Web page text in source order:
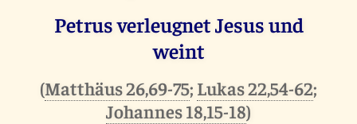
Petrus verleugnet Jesus und
weint
(Matthäus 26,69-75; Lukas 22,54-62;
Johannes 18,15-18)